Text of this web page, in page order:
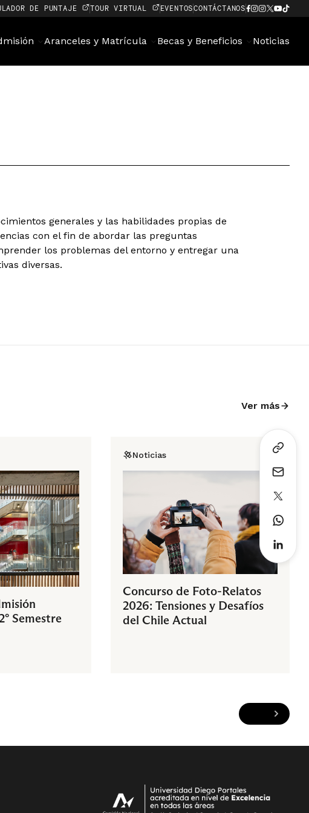
DE PUNTAJE TOUR VIRTUAL EVENTOSCONTÁCTANOS
Aranceles y Matrícula Becas y Beneficios Noticias
generales y las habilidades propias de
con el fin de abordar las preguntas
los problemas del entorno y entregar una
diversas.
Ver más
Semestre
Noticias
Concurso de Foto-Relatos
2026: Tensiones y Desafíos
del Chile Actual